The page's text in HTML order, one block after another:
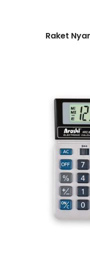
Raket